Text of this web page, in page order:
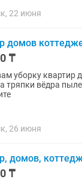
22 июня
домов
₸
уборку квартир
тряпки вёдра
26 июня
домов,
₸